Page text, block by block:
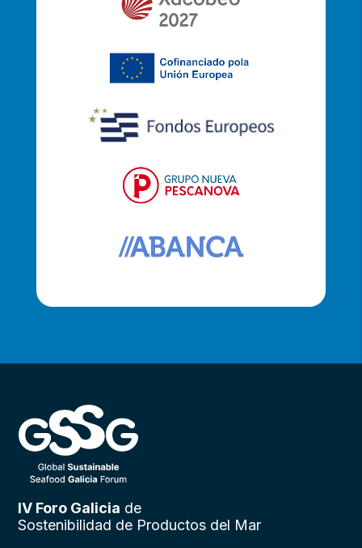
IV Foro Galicia de
Sostenibilidad de Productos del Mar